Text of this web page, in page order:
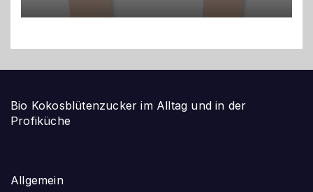
Bio Kokosblütenzucker im Alltag und in der
Profiküche
Allgemein